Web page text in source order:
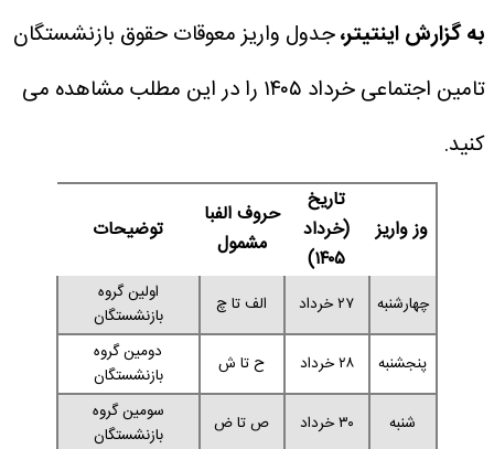
به گزارش اینتیتر،جدول واریز معوقات حقوق بازنشستگان
تامین اجتماعی خرداد ۱۴۰۵ را در این مطلب مشاهده می
کنید.
وز واریز
تاریخ
(خرداد
۱۴۰۵)
حروف الفبا
مشمول
توضیحات
چهارشنبه ۲۷ خرداد الف تا چ
اولین گروه
بازنشستگان
پنجشنبه
۲۸ خرداد ح تا ش
دومین گروه
بازنشستگان
شنبه
۳۰ خرداد ص تا ض
سومین گروه
بازنشستگان